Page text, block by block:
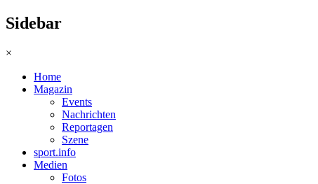
Sidebar
×
Home
Magazin
Events
Nachrichten
Reportagen
Szene
sport.info
Medien
Fotos